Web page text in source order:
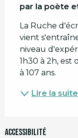
par la poète
La Ruche
vient
niveau
1h30 à 2h, est
à 107 ans.
Lire la suite
Accessibilité